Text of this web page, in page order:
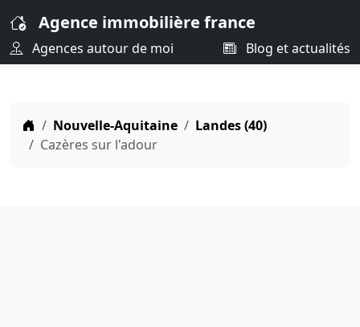
Agence immobilière france
Agences autour de moi Blog et actualités
Nouvelle-Aquitaine
Landes (40)
Cazères sur l'adour